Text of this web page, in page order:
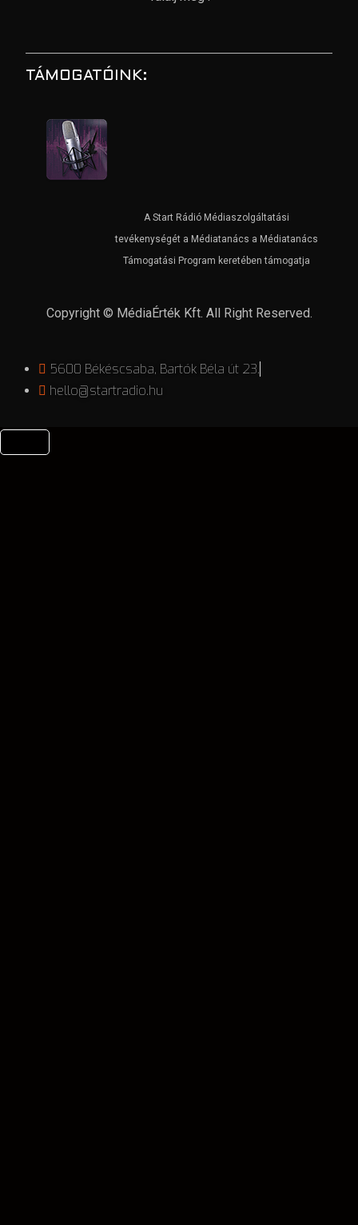
TÁMOGATÓINK:
A Start Rádió Médiaszolgáltatási
tevékenységét a Médiatanács a Médiatanács
Támogatási Program keretében támogatja
Copyright © MédiaÉrték Kft. All Right Reserved.
5600 Békéscsaba, Bartók Béla út 23.
hello@startradio.hu